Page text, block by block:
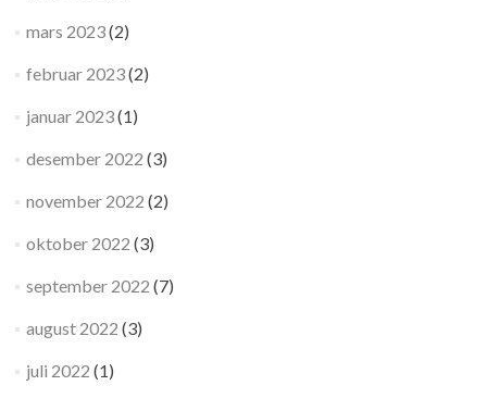
mars 2023(2)
februar 2023(2)
januar 2023(1)
desember 2022 (3)
november 2022 (2)
oktober 2022 (3)
september 2022 (7)
august 2022 (3)
juli 2022 (1)